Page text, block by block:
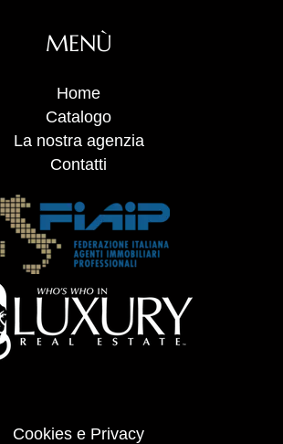
MENÙ
Home
Catalogo
La nostra agenzia
Contatti
Cookies e Privacy